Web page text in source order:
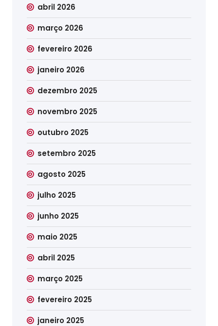
abril 2026
março 2026
fevereiro 2026
janeiro 2026
dezembro 2025
novembro 2025
outubro 2025
setembro 2025
agosto 2025
julho 2025
junho 2025
maio 2025
abril 2025
março 2025
fevereiro 2025
janeiro 2025